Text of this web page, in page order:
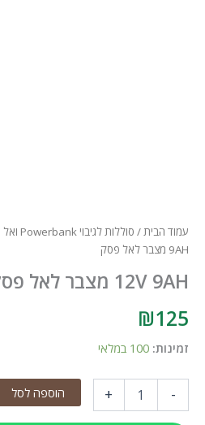
עמוד הבית/ סוללות לגיבוי Powerbank ואל פסק UPS
9AH מצבר לאל פסק
12V 9AH מצבר לאל פסק
₪125
זמינות: 100 במלאי
-
+ הוספה לסל